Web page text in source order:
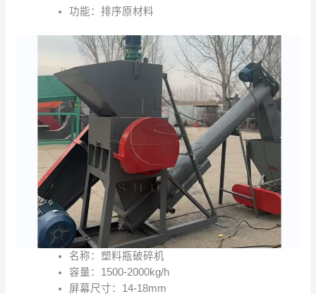
功能：排序原材料
名称：塑料瓶破碎机
容量：1500-2000kg/h
屏幕尺寸：14-18mm